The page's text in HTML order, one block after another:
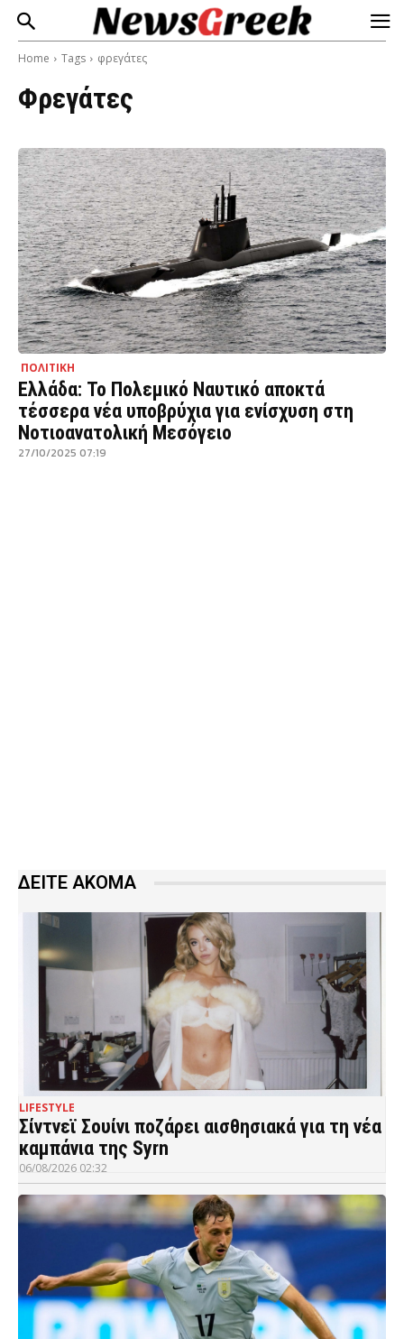
Home Tags φρεγάτες
Φρεγάτες
ΠΟΛΙΤΙΚΗ
Ελλάδα: Το Πολεμικό Ναυτικό αποκτά
τέσσερα νέα υποβρύχια για ενίσχυση στη
Νοτιοανατολική Μεσόγειο
27/10/2025 07:19
ΔΕΙΤΕ ΑΚΟΜΑ
LIFESTYLE
Σίντνεϊ Σουίνι ποζάρει αισθησιακά για τη νέα
καμπάνια της Syrn
06/08/2026 02:32